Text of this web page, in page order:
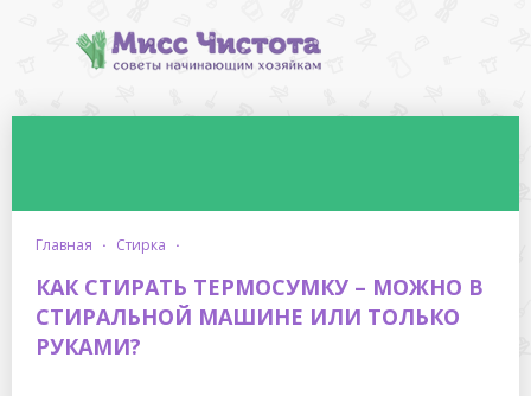
главная · стирка ·
КАК СТИРАТЬ ТЕРМОСУМКУ – МОЖНО В
СТИРАЛЬНОЙ МАШИНЕ ИЛИ ТОЛЬКО
РУКАМИ?